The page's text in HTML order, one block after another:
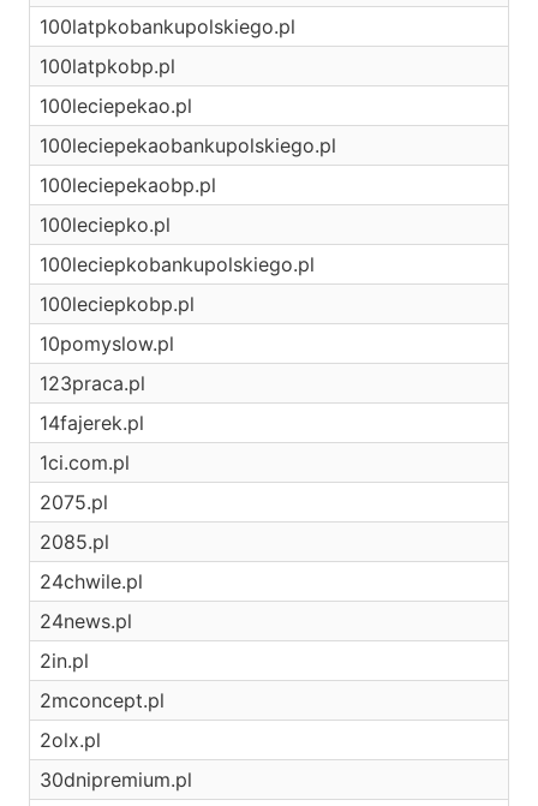
100latpkobankupolskiego.pl
100latpkobp.pl
100leciepekao.pl
100leciepekaobankupolskiego.pl
100leciepekaobp.pl
100leciepko.pl
100leciepkobankupolskiego.pl
100leciepkobp.pl
10pomyslow.pl
123praca.pl
14fajerek.pl
1ci.com.pl
2075.pl
2085.pl
24chwile.pl
24news.pl
2in.pl
2mconcept.pl
2olx.pl
30dnipremium.pl